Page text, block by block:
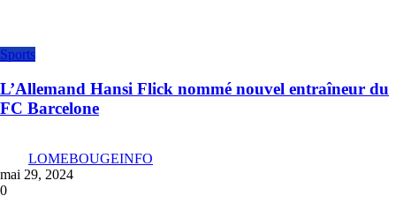
Sports
L’Allemand Hansi Flick nommé nouvel entraîneur du
FC Barcelone
LOMEBOUGEINFO
mai 29, 2024
0